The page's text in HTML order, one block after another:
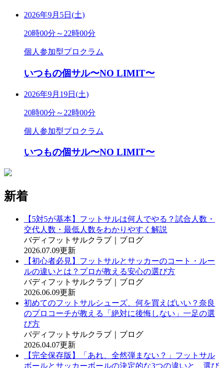
2026年9月5日(土)
20時00分～22時00分
個人参加型プロクラム
いつもの個サル〜NO LIMIT〜
2026年9月19日(土)
20時00分～22時00分
個人参加型プロクラム
いつもの個サル〜NO LIMIT〜
新着
【5対5が基本】フットサルは何人でやる？試合人数・
交代人数・最低人数をわかりやすく解説
バディフットサルクラブ｜ブログ
2026.07.09更新
【初心者必見】フットサルとサッカーのコート・ルー
ルの違いとは？プロが教える安心の選び方
バディフットサルクラブ｜ブログ
2026.06.09更新
初めてのフットサルシューズ、何を買えばいい？奈良
のプロコーチが教える「絶対に後悔しない」一足の選
び方
バディフットサルクラブ｜ブログ
2026.04.07更新
【完全保存版】「あれ、全然弾まない？」フットサル
ボールとサッカーボールの決定的な3つの違いと、選び